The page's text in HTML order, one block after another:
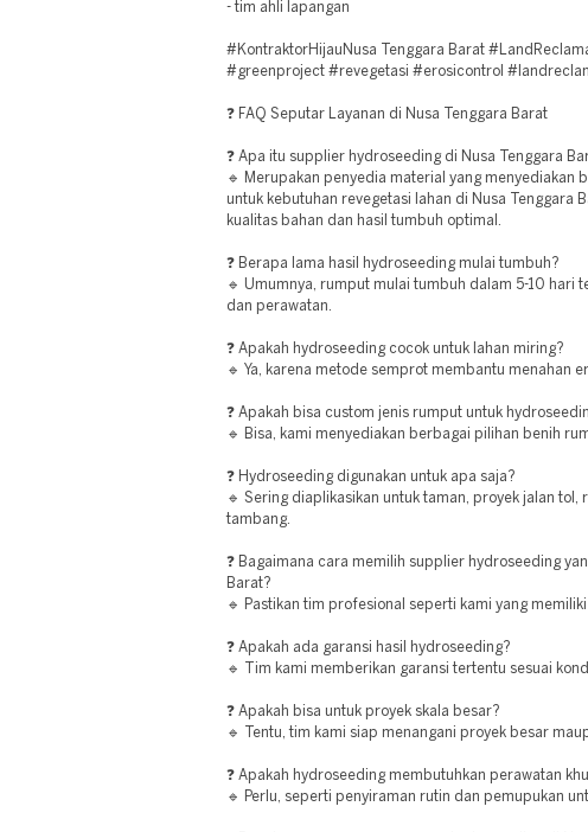
- tim ahli lapangan
#KontraktorHijauNusa Tenggara Barat
#greenproject #revegetasi #erosicontrol
❓ FAQ Seputar Layanan di Nusa Tenggara Barat
❓ Apa itu supplier hydroseeding di Nusa Tenggara
🔹 Merupakan penyedia material yang menyediakan
untuk kebutuhan revegetasi lahan di Nusa Tenggara
kualitas bahan dan hasil tumbuh optimal.
❓ Berapa lama hasil hydroseeding mulai tumbuh?
🔹 Umumnya, rumput mulai tumbuh dalam 5-10 hari
dan perawatan.
❓ Apakah hydroseeding cocok untuk lahan miring?
🔹 Ya, karena metode semprot membantu menahan
❓ Apakah bisa custom jenis rumput untuk
🔹 Bisa, kami menyediakan berbagai pilihan benih
❓ Hydroseeding digunakan untuk apa saja?
🔹 Sering diaplikasikan untuk taman, proyek jalan tol,
tambang.
❓ Bagaimana cara memilih supplier hydroseeding
Barat?
🔹 Pastikan tim profesional seperti kami yang
❓ Apakah ada garansi hasil hydroseeding?
🔹 Tim kami memberikan garansi tertentu sesuai
❓ Apakah bisa untuk proyek skala besar?
🔹 Tentu, tim kami siap menangani proyek besar
❓ Apakah hydroseeding membutuhkan perawatan
🔹 Perlu, seperti penyiraman rutin dan pemupukan